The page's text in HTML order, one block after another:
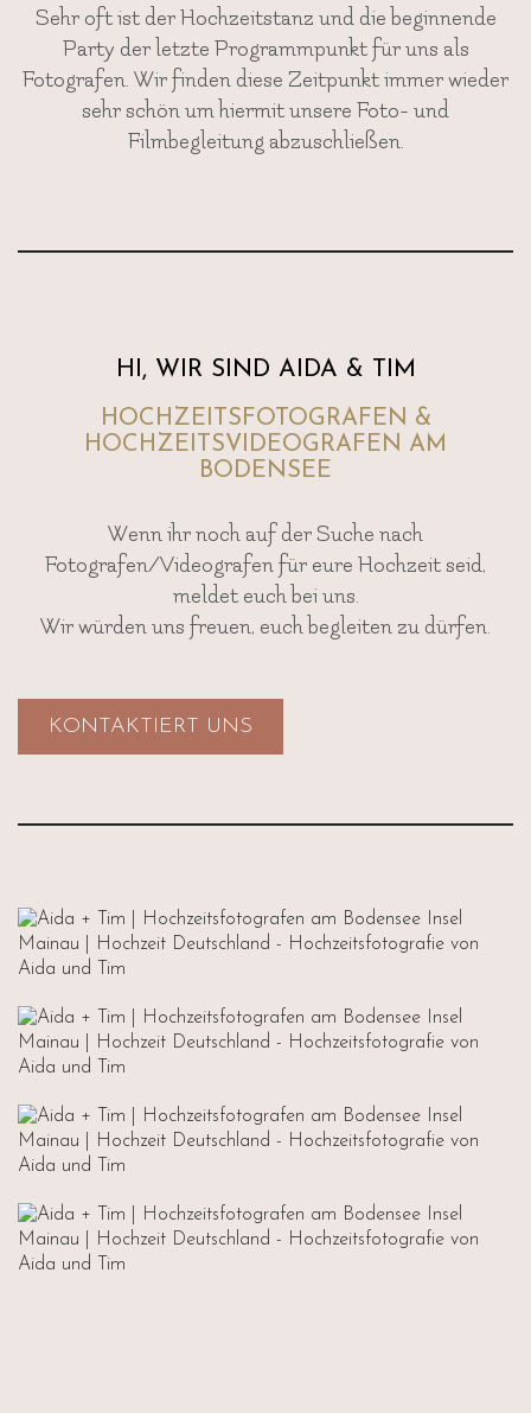
Sehr oft ist der Hochzeitstanz und die beginnende
Party der letzte Programmpunkt für uns als
Fotografen. Wir finden diese Zeitpunkt immer wieder
sehr schön um hiermit unsere Foto- und
Filmbegleitung abzuschließen.
HI, WIR SIND AIDA & TIM
HOCHZEITSFOTOGRAFEN &
HOCHZEITSVIDEOGRAFEN AM
BODENSEE
Wenn ihr noch auf der Suche nach
Fotografen/Videografen für eure Hochzeit seid,
meldet euch bei uns.
Wir würden uns freuen, euch begleiten zu dürfen.
KONTAKTIERT UNS